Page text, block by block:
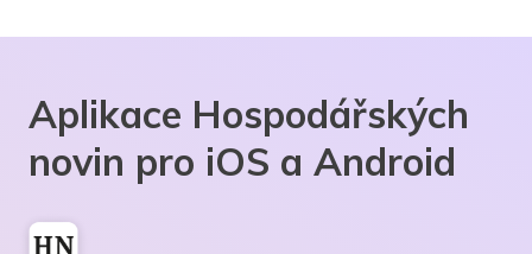
Aplikace Hospodářských
novin pro iOS a Android